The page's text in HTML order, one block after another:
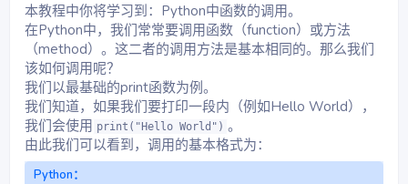
本教程中你将学习到：Python中函数的调用。
在Python中，我们常常要调用函数（function）或方法
（method）。这二者的调用方法是基本相同的。那么我们
该如何调用呢？
我们以最基础的print函数为例。
我们知道，如果我们要打印一段内（例如Hello World），
我们会使用 print("Hello World") 。
由此我们可以看到，调用的基本格式为：
Python：